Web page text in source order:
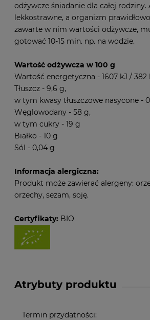
odżywcze śniadanie dla całej rodziny.
lekkostrawne, a organizm
zawarte w nim wartości odżywcze,
gotować 10-15 min. np. na wodzie.
Wartość odżywcza w 100 g
Wartość energetyczna - 1607 kJ / 382
Tłuszcz - 9,6 g,
w tym kwasy tłuszczowe nasycone -
Węglowodany - 58 g,
w tym cukry - 19 g
Białko - 10 g
Sól - 0,04 g
Informacja alergiczna:
Produkt może zawierać alergeny:
orzechy, sezam, soję.
Certyfikaty: BIO
Atrybuty produktu
Termin przydatności: